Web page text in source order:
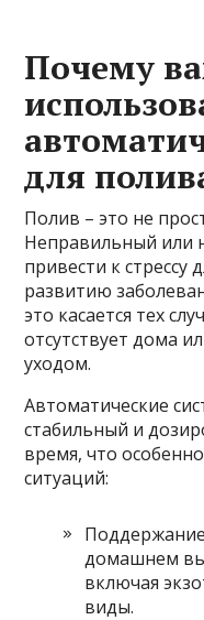
Почему
для
Полив – это не
Неправильный или
привести к стрессу
развитию
это касается тех
отсутствует дома
уходом.
Автоматические
стабильный и
время, что
ситуаций:
домашнем
включая
виды.